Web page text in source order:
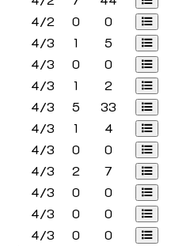
4/2 0
0
4/3 1
5
4/3 0
0
4/3 1
2
4/3 5
33
4/3 1
4
4/3 0
0
4/3 2
7
4/3 0
0
4/3 0
0
4/3 0
0